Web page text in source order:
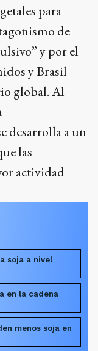
para
de
y por el
y Brasil
global. Al
desarrolla a un
las
actividad
soja a nivel
en la cadena
menos soja en